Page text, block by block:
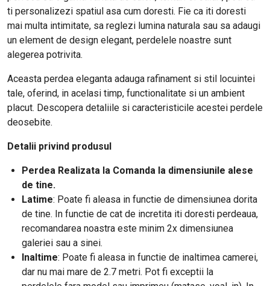
ti personalizezi spatiul asa cum doresti. Fie ca iti doresti
mai multa intimitate, sa reglezi lumina naturala sau sa adaugi
un element de design elegant, perdelele noastre sunt
alegerea potrivita.
Aceasta perdea eleganta adauga rafinament si stil locuintei
tale, oferind, in acelasi timp, functionalitate si un ambient
placut. Descopera detaliile si caracteristicile acestei perdele
deosebite.
Detalii privind produsul
Perdea Realizata la Comanda la dimensiunile alese
de tine.
Latime: Poate fi aleasa in functie de dimensiunea dorita
de tine. In functie de cat de incretita iti doresti perdeaua,
recomandarea noastra este minim 2x dimensiunea
galeriei sau a sinei.
Inaltime: Poate fi aleasa in functie de inaltimea camerei,
dar nu mai mare de 2.7 metri. Pot fi exceptii la